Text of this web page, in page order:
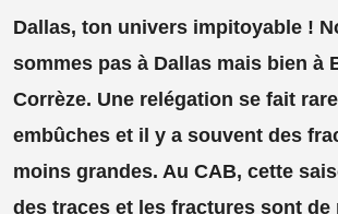
Dallas, ton univers impitoyable !
sommes pas à Dallas mais bien à
Corrèze. Une relégation se fait
embûches et il y a souvent des
moins grandes. Au CAB, cette
des traces et les fractures sont de